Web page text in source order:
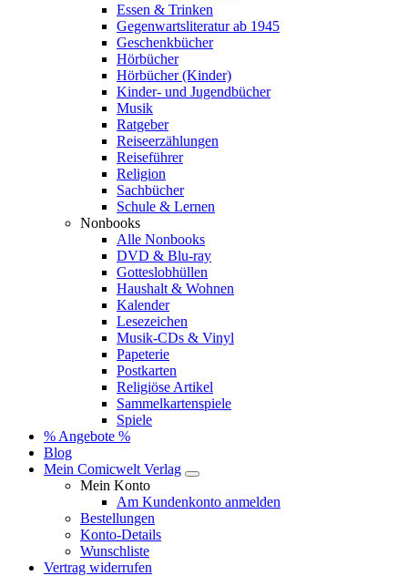
Essen & Trinken
Gegenwartsliteratur ab 1945
Geschenkbücher
Hörbücher
Hörbücher (Kinder)
Kinder- und Jugendbücher
Musik
Ratgeber
Reiseerzählungen
Reiseführer
Religion
Sachbücher
Schule & Lernen
Nonbooks
Alle Nonbooks
DVD & Blu-ray
Gotteslobhüllen
Haushalt & Wohnen
Kalender
Lesezeichen
Musik-CDs & Vinyl
Papeterie
Postkarten
Religiöse Artikel
Sammelkartenspiele
Spiele
% Angebote %
Blog
Mein Comicwelt Verlag
Mein Konto
Am Kundenkonto anmelden
Bestellungen
Konto-Details
Wunschliste
Vertrag widerrufen